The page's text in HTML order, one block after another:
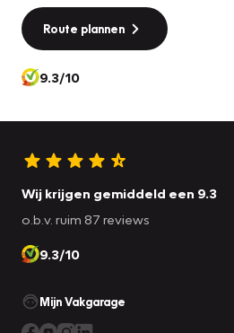
Route plannen
9.3/10
Wij krijgen gemiddeld een 9.3
o.b.v. ruim 87 reviews
9.3/10
Mijn Vakgarage